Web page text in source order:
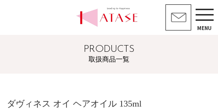
MENU
PRODUCTS
取扱商品一覧
ダヴィネス オイ ヘアオイル 135ml